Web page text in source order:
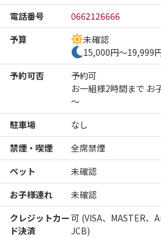
電話番号
0662126666
予算
未確認
15,000円～19,999
予約可否
予約可
お一組様2時間まで お
～
駐車場
なし
禁煙・喫煙
全席禁煙
ペット
未確認
お子様連れ
未確認
クレジットカー
ド決済
可 (VISA、MASTER、
JCB)